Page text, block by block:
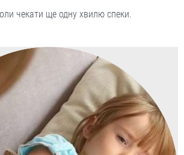
чекати ще одну хвилю спеки.